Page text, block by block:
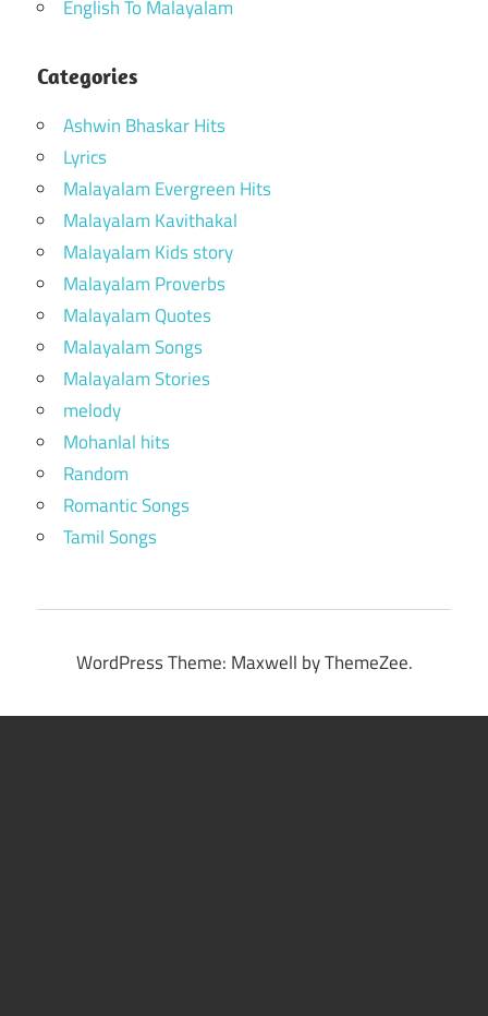
English To Malayalam
Categories
Ashwin Bhaskar Hits
Lyrics
Malayalam Evergreen Hits
Malayalam Kavithakal
Malayalam Kids story
Malayalam Proverbs
Malayalam Quotes
Malayalam Songs
Malayalam Stories
melody
Mohanlal hits
Random
Romantic Songs
Tamil Songs
WordPress Theme: Maxwell by ThemeZee.